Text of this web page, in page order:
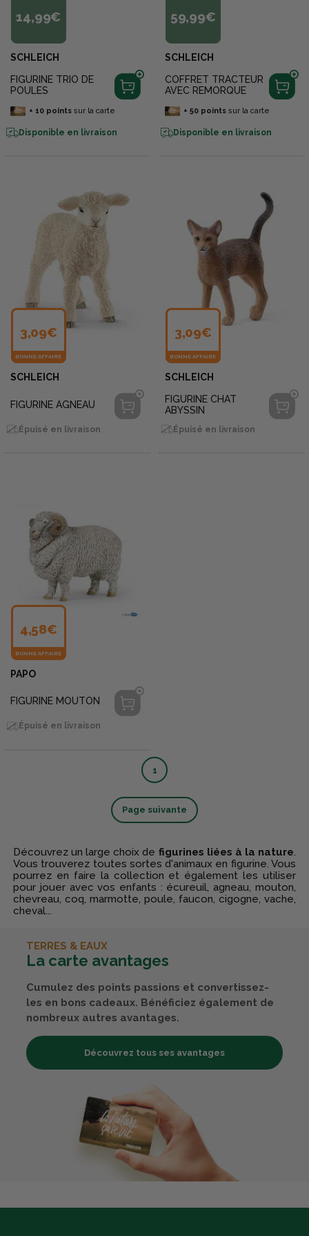
14,99€
SCHLEICH
FIGURINE TRIO DE
POULES
+ 10pointssur la carte
Disponible en livraison
59,99€
SCHLEICH
COFFRET TRACTEUR
AVEC REMORQUE
+ 50pointssur la carte
Disponible en livraison
3,09€
BONNE AFFAIRE
SCHLEICH
FIGURINE AGNEAU
Épuisé en livraison
3,09€
BONNE AFFAIRE
SCHLEICH
FIGURINE CHAT
ABYSSIN
Épuisé en livraison
4,58€
BONNE AFFAIRE
PAPO
FIGURINE MOUTON
Épuisé en livraison
1
Page suivante
Découvrez un large choix de figurines liées à la nature.
Vous trouverez toutes sortes d'animaux en figurine. Vous
pourrez en faire la collection et également les utiliser
pour jouer avec vos enfants : écureuil, agneau, mouton,
chevreau, coq, marmotte, poule, faucon, cigogne, vache,
cheval...
TERRES & EAUX
La carte avantages
Cumulez des points passions et convertissez-
les en bons cadeaux. Bénéficiez également de
nombreux autres avantages.
Découvrez tous ses avantages